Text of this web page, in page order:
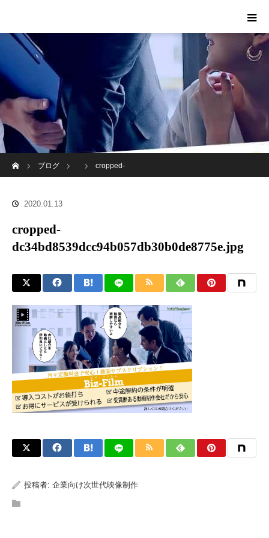
ブログ
cropped-
2020.01.13
cropped-
dc34bd8539dcc94b057db30b0de8775e.jpg
投稿者: 企業向け次世代映像制作